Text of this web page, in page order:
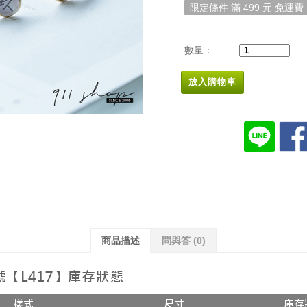
限定條件 滿 499 元 免運費
數量：
放入購物車
商品描述 問與答 (0)